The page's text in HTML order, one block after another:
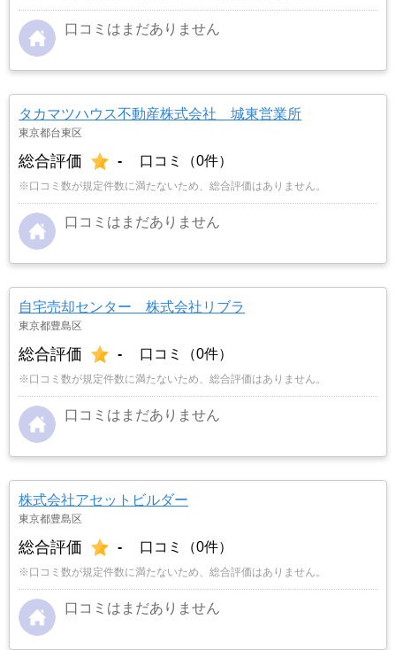
口コミはまだありません
タカマツハウス不動産株式会社 城東営業所
東京都台東区
総合評価 - 口コミ（0件）
※口コミ数が規定件数に満たないため、総合評価はありません。
口コミはまだありません
自宅売却センター 株式会社リブラ
東京都豊島区
総合評価 - 口コミ（0件）
※口コミ数が規定件数に満たないため、総合評価はありません。
口コミはまだありません
株式会社アセットビルダー
東京都豊島区
総合評価 - 口コミ（0件）
※口コミ数が規定件数に満たないため、総合評価はありません。
口コミはまだありません